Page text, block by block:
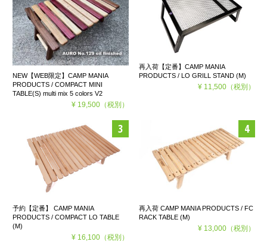
NEW【WEB限定】CAMP MANIA
PRODUCTS / COMPACT MINI
TABLE(S) multi mix 5 colors V2
¥ 19,500（税別）
再入荷【定番】CAMP MANIA
PRODUCTS / LO GRILL STAND (M)
¥ 11,500（税別）
予約【定番】 CAMP MANIA
PRODUCTS / COMPACT LO TABLE
(M)
¥ 16,100（税別）
再入荷 CAMP MANIA PRODUCTS / FC
RACK TABLE (M)
¥ 13,000（税別）